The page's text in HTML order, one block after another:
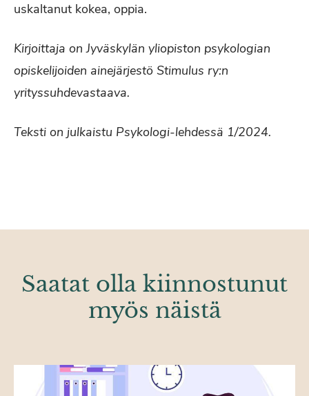
uskaltanut kokea, oppia.
Kirjoittaja on Jyväskylän yliopiston psykologian
opiskelijoiden ainejärjestö Stimulus ry:n
yrityssuhdevastaava.
Teksti on julkaistu Psykologi-lehdessä 1/2024.
Saatat olla kiinnostunut
myös näistä